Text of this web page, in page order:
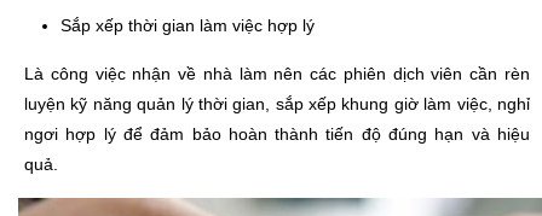
Sắp xếp thời gian làm việc hợp lý
Là công việc nhận về nhà làm nên các phiên dịch viên cần rèn
luyện kỹ năng quản lý thời gian, sắp xếp khung giờ làm việc, nghỉ
ngơi hợp lý để đảm bảo hoàn thành tiến độ đúng hạn và hiệu
quả.